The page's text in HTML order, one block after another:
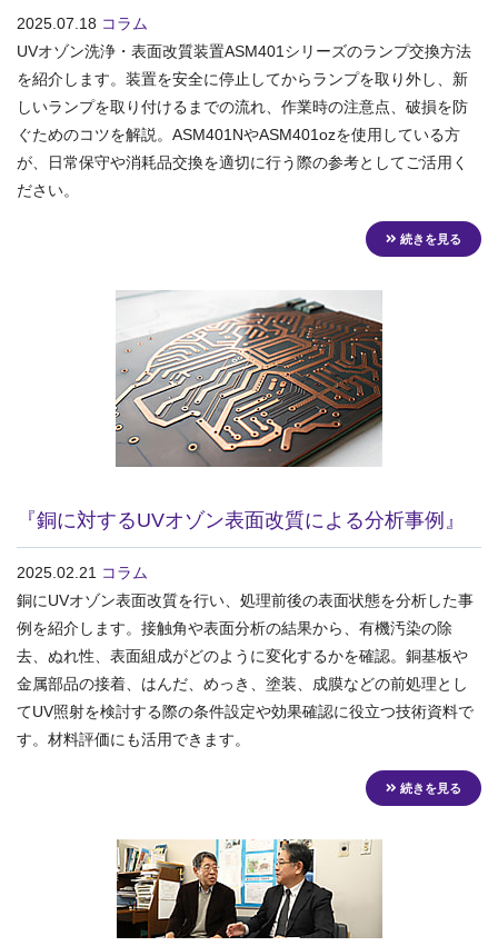
2025.07.18 コラム
UVオゾン洗浄・表面改質装置ASM401シリーズのランプ交換方法
を紹介します。装置を安全に停止してからランプを取り外し、新
しいランプを取り付けるまでの流れ、作業時の注意点、破損を防
ぐためのコツを解説。ASM401NやASM401ozを使用している方
が、日常保守や消耗品交換を適切に行う際の参考としてご活用く
ださい。
続きを見る
『銅に対するUVオゾン表面改質による分析事例』
2025.02.21 コラム
銅にUVオゾン表面改質を行い、処理前後の表面状態を分析した事
例を紹介します。接触角や表面分析の結果から、有機汚染の除
去、ぬれ性、表面組成がどのように変化するかを確認。銅基板や
金属部品の接着、はんだ、めっき、塗装、成膜などの前処理とし
てUV照射を検討する際の条件設定や効果確認に役立つ技術資料で
す。材料評価にも活用できます。
続きを見る